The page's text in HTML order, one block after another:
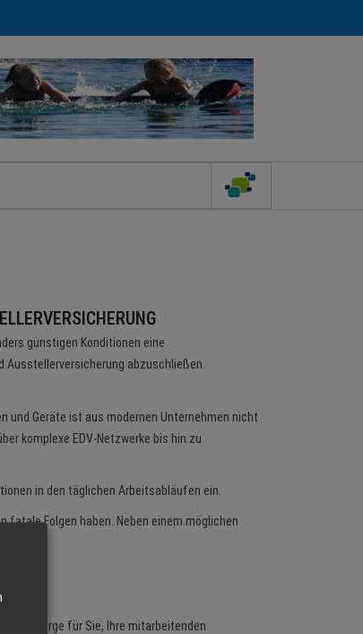
günstigen Konditionen eine
abzuschließen.
und Geräte ist aus modernen Unternehmen nicht
komplexe EDV-Netzwerke bis hin zu
in den täglichen Arbeitsabläufen ein.
fatale Folgen haben. Neben einem möglichen
für Sie, Ihre mitarbeitenden